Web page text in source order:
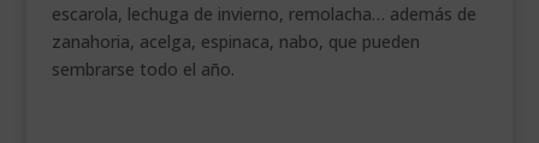
escarola, lechuga de invierno, remolacha… además de
zanahoria, acelga, espinaca, nabo, que pueden
sembrarse todo el año.